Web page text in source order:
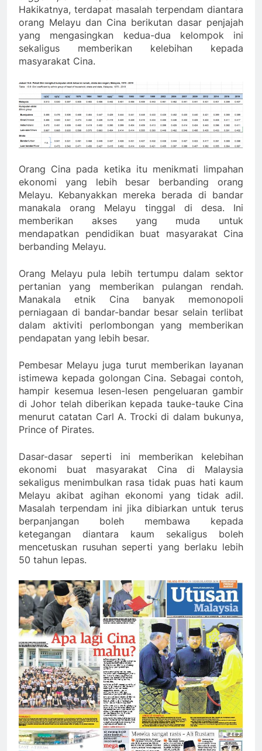
Hakikatnya, terdapat masalah terpendam diantara
orang Melayu dan Cina berikutan dasar penjajah
yang mengasingkan kedua-dua kelompok ini
sekaligus memberikan kelebihan kepada
masyarakat Cina.
Orang Cina pada ketika itu menikmati limpahan
ekonomi yang lebih besar berbanding orang
Melayu. Kebanyakkan mereka berada di bandar
manakala orang Melayu tinggal di desa. Ini
memberikan akses yang muda untuk
mendapatkan pendidikan buat masyarakat Cina
berbanding Melayu.
Orang Melayu pula lebih tertumpu dalam sektor
pertanian yang memberikan pulangan rendah.
Manakala etnik Cina banyak memonopoli
perniagaan di bandar-bandar besar selain terlibat
dalam aktiviti perlombongan yang memberikan
pendapatan yang lebih besar.
Pembesar Melayu juga turut memberikan layanan
istimewa kepada golongan Cina. Sebagai contoh,
hampir kesemua lesen-lesen pengeluaran gambir
di Johor telah diberikan kepada tauke-tauke Cina
menurut catatan Carl A. Trocki di dalam bukunya,
Prince of Pirates.
Dasar-dasar seperti ini memberikan kelebihan
ekonomi buat masyarakat Cina di Malaysia
sekaligus menimbulkan rasa tidak puas hati kaum
Melayu akibat agihan ekonomi yang tidak adil.
Masalah terpendam ini jika dibiarkan untuk terus
berpanjangan boleh membawa kepada
ketegangan diantara kaum sekaligus boleh
mencetuskan rusuhan seperti yang berlaku lebih
50 tahun lepas.